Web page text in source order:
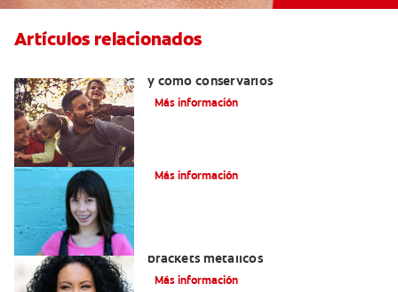
Artículos relacionados
y cómo conservarlos
Más información
Más información
brackets metálicos
Más información